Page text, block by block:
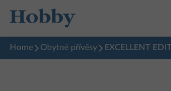
Home Obytné přívěsy EXCELLENT